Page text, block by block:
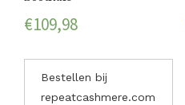
€109,98
Bestellen bij
repeatcashmere.com